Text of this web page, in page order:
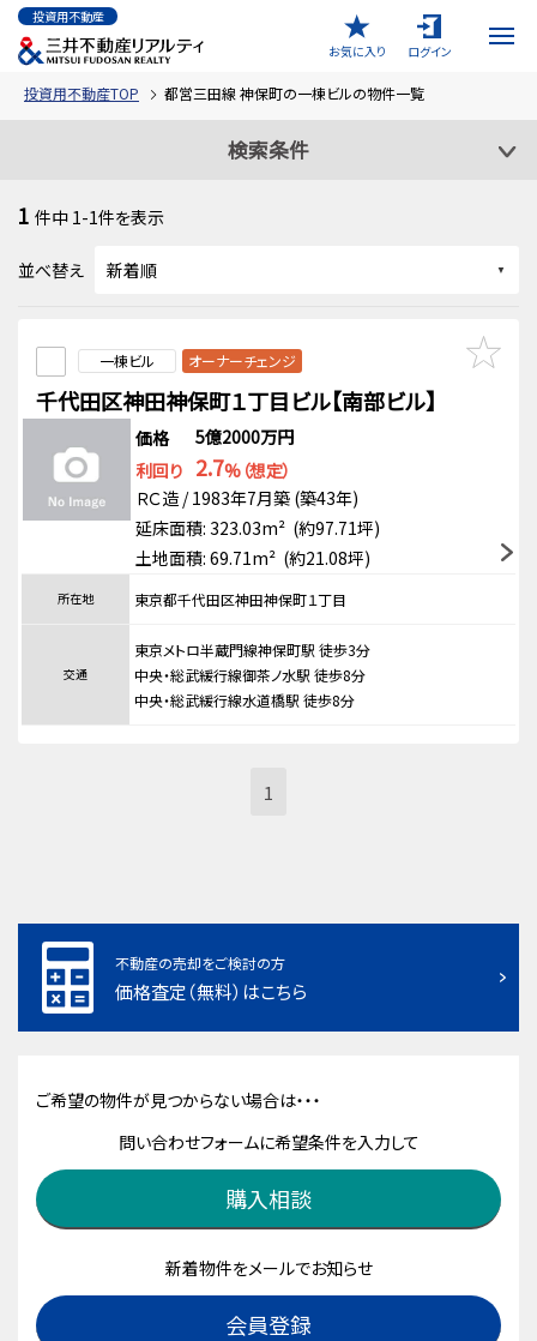
投資用不動産
お気に入り
ログイン
投資用不動産TOP 都営三田線 神保町の一棟ビルの物件一覧
検索条件
1 件中 1-1件を表示
並べ替え
一棟ビル オーナーチェンジ
千代田区神田神保町１丁目ビル【南部ビル】
価格
5億2000万円
利回り 2.7%（想定）
ＲＣ造 / 1983年7月築 (築43年)
延床面積: 323.03m² (約97.71坪)
土地面積: 69.71m² (約21.08坪)
所在地 東京都千代田区神田神保町１丁目
交通
東京メトロ半蔵門線神保町駅 徒歩3分
中央・総武緩行線御茶ノ水駅 徒歩8分
中央・総武緩行線水道橋駅 徒歩8分
1
不動産の売却をご検討の方
価格査定（無料）はこちら
ご希望の物件が見つからない場合は・・・
問い合わせフォームに希望条件を入力して
購入相談
新着物件をメールでお知らせ
会員登録